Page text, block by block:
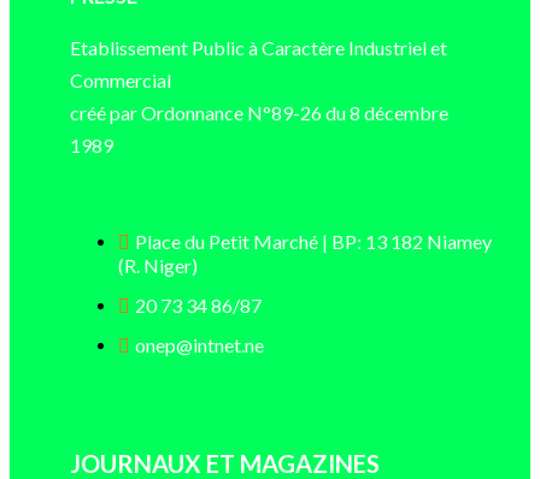
Etablissement Public à Caractère Industriel et
Commercial
créé par Ordonnance N°89-26 du 8 décembre
1989
Place du Petit Marché | BP: 13 182 Niamey
(R. Niger)
20 73 34 86/87
onep@intnet.ne
JOURNAUX ET MAGAZINES